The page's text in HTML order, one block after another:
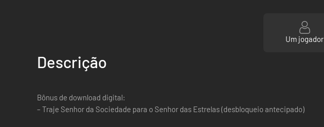
Um jogador
Descrição
Bônus de download digital:
– Traje Senhor da Sociedade para o Senhor das Estrelas (desbloqueio antecipado)